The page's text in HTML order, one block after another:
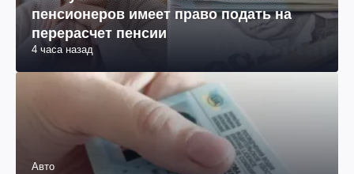
пенсионеров имеет право подать на
перерасчет пенсии
4 часа назад
Авто